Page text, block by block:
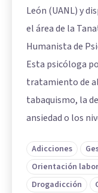
León (UANL) y
el área de la
Humanista de
Esta psicóloga
tratamiento de
tabaquismo, la
ansiedad o los
Adicciones
Orientación
Drogadicción